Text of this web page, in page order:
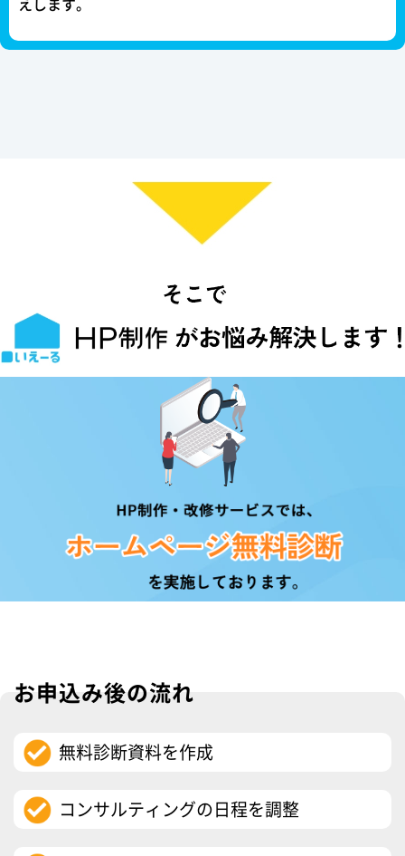
えします。
お申込み後の流れ
無料診断資料を作成
コンサルティングの日程を調整